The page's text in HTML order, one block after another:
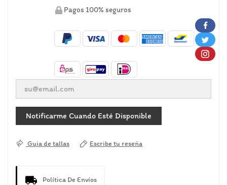
Pagos 100% seguros
Notificarme Cuando Esté Disponible
Guia de tallas Escribe tu reseña
Política De Envíos